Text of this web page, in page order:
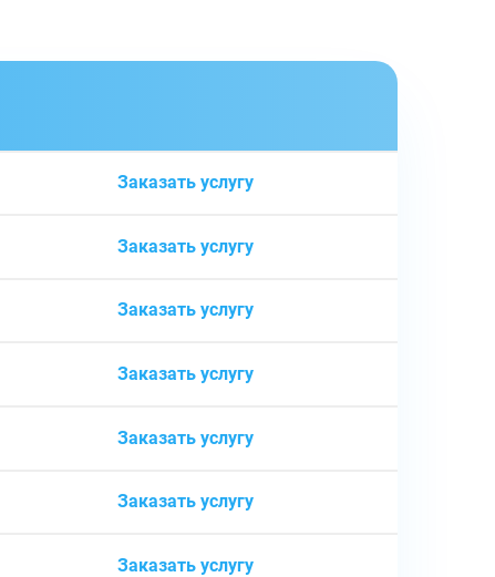
Заказать услугу
Заказать услугу
Заказать услугу
Заказать услугу
Заказать услугу
Заказать услугу
Заказать услугу